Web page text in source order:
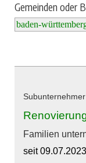
Gemeinden oder
Familien
seit 09.07.2023